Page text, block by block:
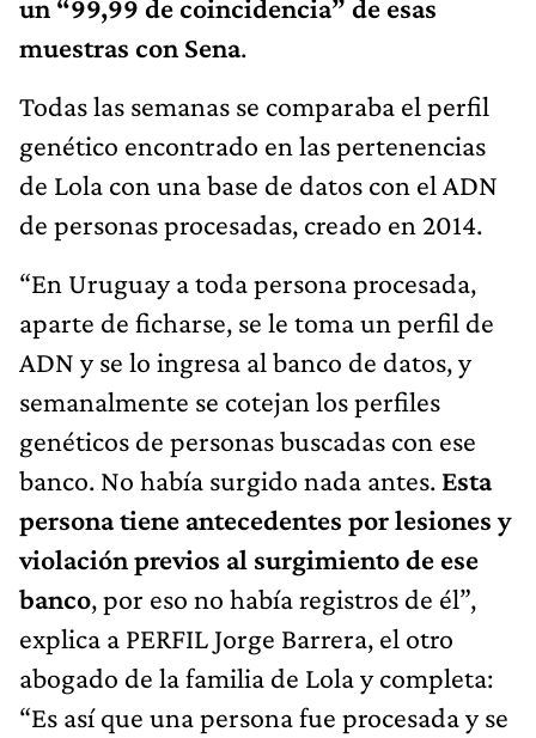
un “99,99 de coincidencia” de esas
muestras con Sena.
Todas las semanas se comparaba el perfil
genético encontrado en las pertenencias
de Lola con una base de datos con el ADN
de personas procesadas, creado en 2014.
“En Uruguay a toda persona procesada,
aparte de ficharse, se le toma un perfil de
ADN y se lo ingresa al banco de datos, y
semanalmente se cotejan los perfiles
genéticos de personas buscadas con ese
banco. No había surgido nada antes. Esta
persona tiene antecedentes por lesiones y
violación previos al surgimiento de ese
banco, por eso no había registros de él”,
explica a PERFIL Jorge Barrera, el otro
abogado de la familia de Lola y completa:
“Es así que una persona fue procesada y se